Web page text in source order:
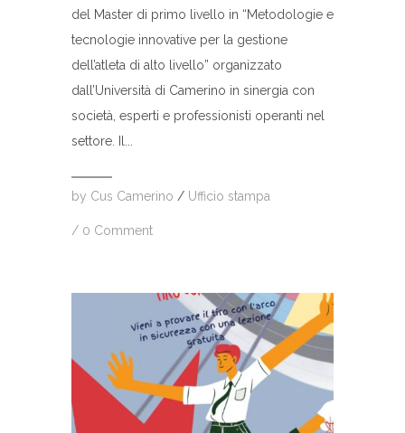
del Master di primo livello in “Metodologie e
tecnologie innovative per la gestione
dell’atleta di alto livello” organizzato
dall’Università di Camerino in sinergia con
società, esperti e professionisti operanti nel
settore. Il...
by Cus Camerino / Ufficio stampa
/ 0 Comment